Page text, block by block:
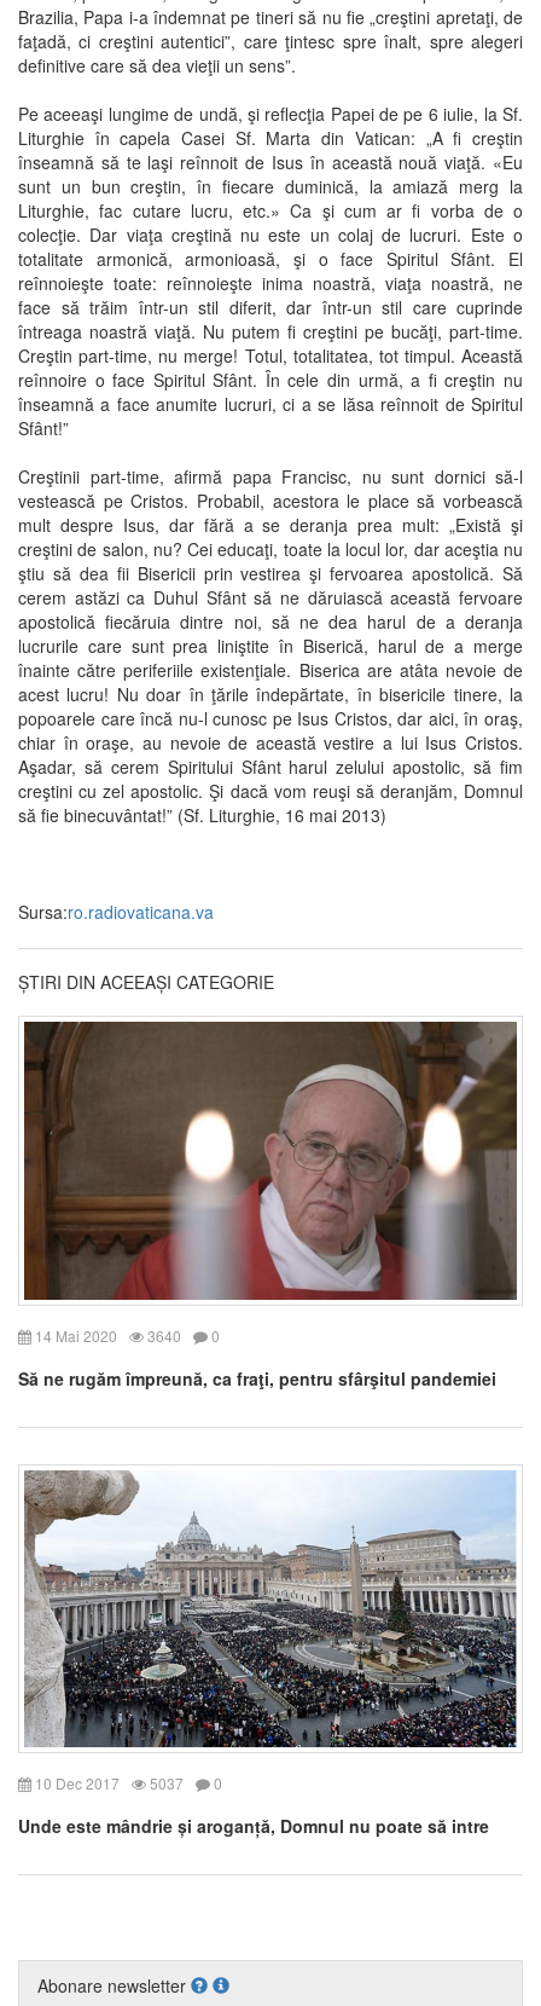
Brazilia, Papa i-a îndemnat pe tineri să nu fie „creştini apretaţi, de
faţadă, ci creştini autentici”, care ţintesc spre înalt, spre alegeri
definitive care să dea vieţii un sens”.
Pe aceeaşi lungime de undă, şi reflecţia Papei de pe 6 iulie, la Sf.
Liturghie în capela Casei Sf. Marta din Vatican: „A fi creştin
înseamnă să te laşi reînnoit de Isus în această nouă viaţă. «Eu
sunt un bun creştin, în fiecare duminică, la amiază merg la
Liturghie, fac cutare lucru, etc.» Ca şi cum ar fi vorba de o
colecţie. Dar viaţa creştină nu este un colaj de lucruri. Este o
totalitate armonică, armonioasă, şi o face Spiritul Sfânt. El
reînnoieşte toate: reînnoieşte inima noastră, viaţa noastră, ne
face să trăim într-un stil diferit, dar într-un stil care cuprinde
întreaga noastră viaţă. Nu putem fi creştini pe bucăţi, part-time.
Creştin part-time, nu merge! Totul, totalitatea, tot timpul. Această
reînnoire o face Spiritul Sfânt. În cele din urmă, a fi creştin nu
înseamnă a face anumite lucruri, ci a se lăsa reînnoit de Spiritul
Sfânt!”
Creştinii part-time, afirmă papa Francisc, nu sunt dornici să-l
vestească pe Cristos. Probabil, acestora le place să vorbească
mult despre Isus, dar fără a se deranja prea mult: „Există şi
creştini de salon, nu? Cei educaţi, toate la locul lor, dar aceştia nu
ştiu să dea fii Bisericii prin vestirea şi fervoarea apostolică. Să
cerem astăzi ca Duhul Sfânt să ne dăruiască această fervoare
apostolică fiecăruia dintre noi, să ne dea harul de a deranja
lucrurile care sunt prea liniştite în Biserică, harul de a merge
înainte către periferiile existenţiale. Biserica are atâta nevoie de
acest lucru! Nu doar în ţările îndepărtate, în bisericile tinere, la
popoarele care încă nu-l cunosc pe Isus Cristos, dar aici, în oraş,
chiar în oraşe, au nevoie de această vestire a lui Isus Cristos.
Aşadar, să cerem Spiritului Sfânt harul zelului apostolic, să fim
creştini cu zel apostolic. Şi dacă vom reuşi să deranjăm, Domnul
să fie binecuvântat!” (Sf. Liturghie, 16 mai 2013)
Sursa:ro.radiovaticana.va
ȘTIRI DIN ACEEAȘI CATEGORIE
14 Mai 2020 3640 0
Să ne rugăm împreună, ca fraţi, pentru sfârşitul pandemiei
10 Dec 2017 5037 0
Unde este mândrie și aroganță, Domnul nu poate să intre
Abonare newsletter